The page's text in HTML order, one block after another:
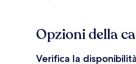
Opzioni della
Verifica la